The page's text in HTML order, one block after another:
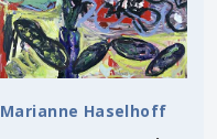
Marianne Haselhoff